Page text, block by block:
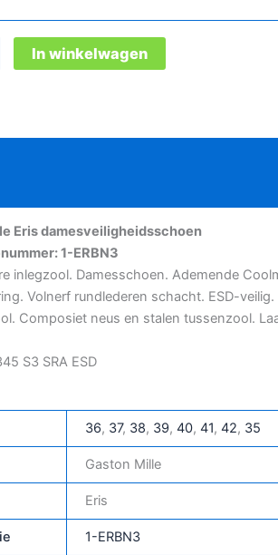
In winkelwagen
Eris damesveiligheidsschoen
1-ERBN3
inlegzool. Damesschoen. Ademende
Volnerf rundlederen schacht. ESD-veilig.
Composiet neus en stalen tussenzool.
S3 SRA ESD
36, 37, 38, 39, 40, 41, 42, 35
Gaston Mille
Eris
1-ERBN3